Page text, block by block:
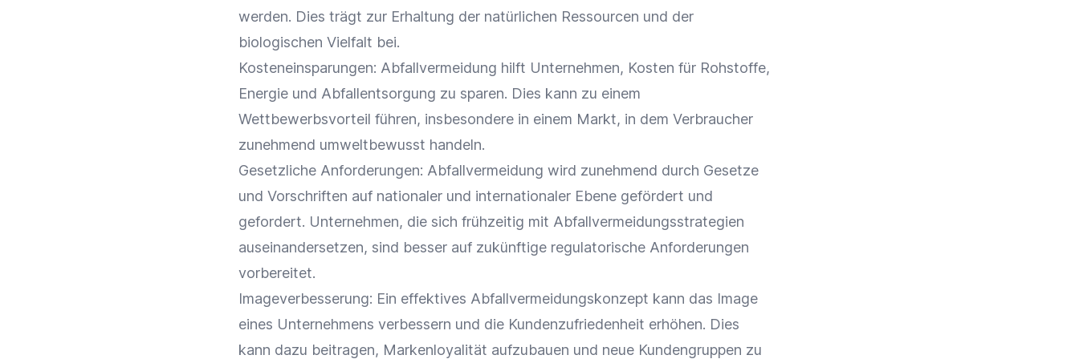
werden. Dies trägt zur Erhaltung der natürlichen Ressourcen und der
biologischen Vielfalt bei.
Kosteneinsparungen: Abfallvermeidung hilft Unternehmen, Kosten für Rohstoffe,
Energie und Abfallentsorgung zu sparen. Dies kann zu einem
Wettbewerbsvorteil führen, insbesondere in einem Markt, in dem Verbraucher
zunehmend umweltbewusst handeln.
Gesetzliche Anforderungen: Abfallvermeidung wird zunehmend durch Gesetze
und Vorschriften auf nationaler und internationaler Ebene gefördert und
gefordert. Unternehmen, die sich frühzeitig mit Abfallvermeidungsstrategien
auseinandersetzen, sind besser auf zukünftige regulatorische Anforderungen
vorbereitet.
Imageverbesserung: Ein effektives Abfallvermeidungskonzept kann das Image
eines Unternehmens verbessern und die Kundenzufriedenheit erhöhen. Dies
kann dazu beitragen, Markenloyalität aufzubauen und neue Kundengruppen zu